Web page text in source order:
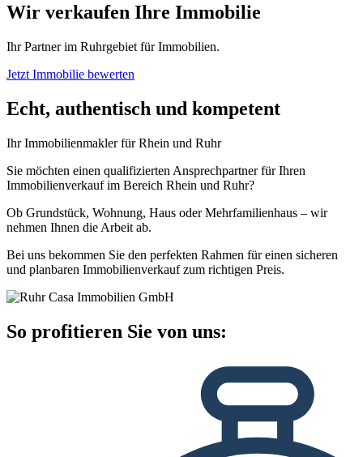
Wir verkaufen Ihre Immobilie
Ihr Partner im Ruhrgebiet für Immobilien.
Jetzt Immobilie bewerten
Echt, authentisch und kompetent
Ihr Immobilienmakler für Rhein und Ruhr
Sie möchten einen qualifizierten Ansprechpartner für Ihren
Immobilienverkauf im Bereich Rhein und Ruhr?
Ob Grundstück, Wohnung, Haus oder Mehrfamilienhaus – wir
nehmen Ihnen die Arbeit ab.
Bei uns bekommen Sie den perfekten Rahmen für einen sicheren
und planbaren Immobilienverkauf zum richtigen Preis.
So profitieren Sie von uns: